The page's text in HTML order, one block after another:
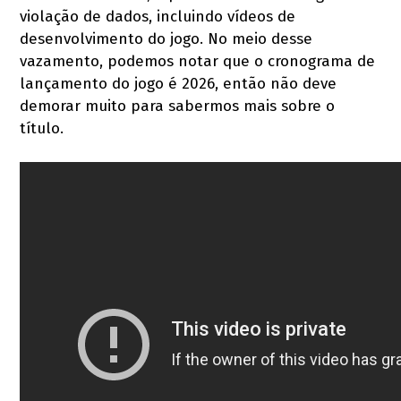
violação de dados, incluindo vídeos de
desenvolvimento do jogo. No meio desse
vazamento, podemos notar que o cronograma de
lançamento do jogo é 2026, então não deve
demorar muito para sabermos mais sobre o
título.